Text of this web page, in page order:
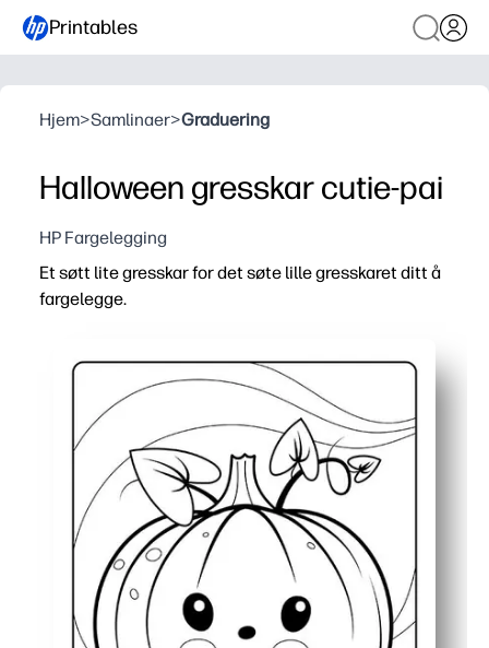
Printables
Hjem>Samlinaer>Graduering
Halloween gresskar cutie-pai
HP Fargelegging
Et søtt lite gresskar for det søte lille gresskaret ditt å
fargelegge.
Fete konturer hjelper små hender med å farge inne i
Du velger fargestifter, markører eller maling - skriv ut
Blir til øyeblikkelig Halloween-dekor eller et